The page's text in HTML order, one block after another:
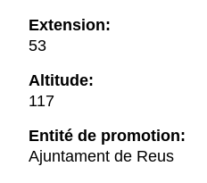
Extension:
53
Altitude:
117
Entité de promotion:
Ajuntament de Reus